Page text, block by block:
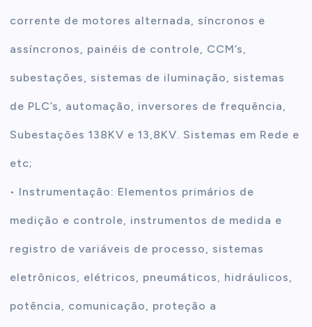
corrente de motores alternada, síncronos e
assíncronos, painéis de controle, CCM’s,
subestações, sistemas de iluminação, sistemas
de PLC’s, automação, inversores de frequência,
Subestações 138KV e 13,8KV. Sistemas em Rede e
etc;
• Instrumentação: Elementos primários de
medição e controle, instrumentos de medida e
registro de variáveis de processo, sistemas
eletrônicos, elétricos, pneumáticos, hidráulicos,
potência, comunicação, proteção a